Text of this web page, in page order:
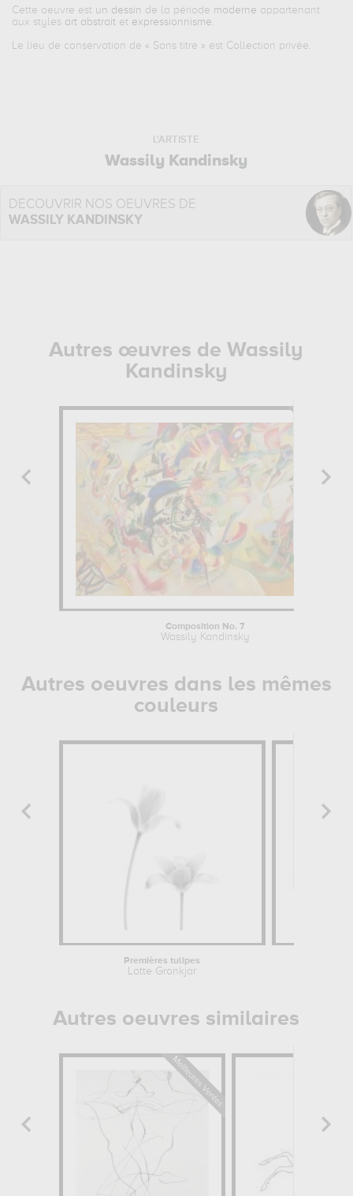
Cette oeuvre est un dessin de la période moderne appartenant
aux styles art abstrait et expressionnisme.
Le lieu de conservation de « Sans titre » est Collection privée.
L'ARTISTE
Wassily Kandinsky
DÉCOUVRIR NOS OEUVRES DE
WASSILY KANDINSKY
Autres œuvres de Wassily
Kandinsky
Composition No. 7
Wassily Kandinsky
Autres oeuvres dans les mêmes
couleurs
Premières tulipes
Lotte Gronkjar
Autres oeuvres similaires